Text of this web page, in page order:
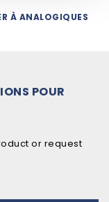
À ANALOGIQUES
POUR
or request